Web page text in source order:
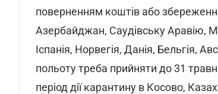
поверненням коштів або
Азербайджан, Саудівську Аравію,
Іспанія, Норвегія, Данія, Бельгія,
польоту треба прийняти до 31
період дії карантину в Косово,